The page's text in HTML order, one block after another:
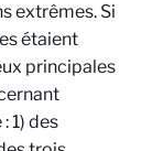
extrêmes. Si
étaient
principales
1) des